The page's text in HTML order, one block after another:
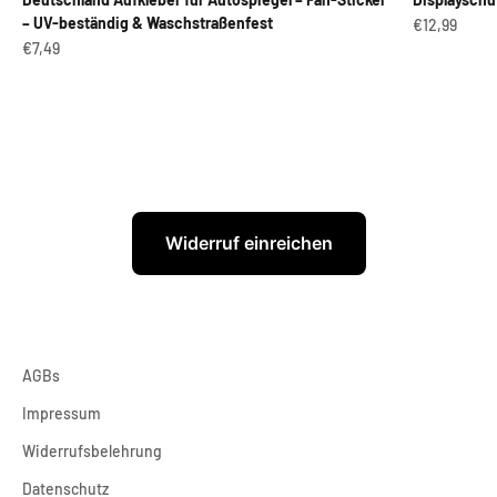
– UV-beständig & Waschstraßenfest
Angebot
€7,49
Angebot
€12,99
Widerruf einreichen
AGBs
Impressum
Widerrufsbelehrung
Datenschutz